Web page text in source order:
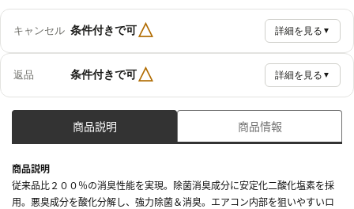
キャンセル 条件付きで可△ 詳細を見る ▼
返品 条件付きで可△ 詳細を見る ▼
商品説明 商品情報
商品説明
従来品比２００％の消臭性能を実現。除菌消臭成分に安定化二酸化塩素を採
用。悪臭成分を酸化分解し、強力除菌＆消臭。エアコン内部を狙いやすいロ